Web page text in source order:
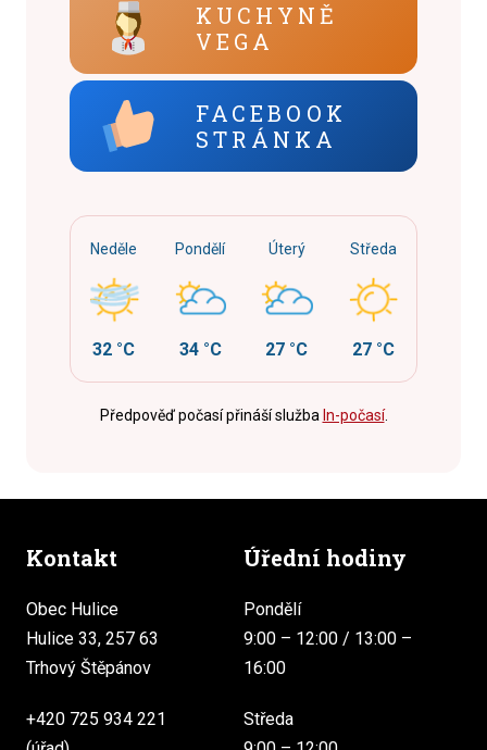
KUCHYNĚ
VEGA
FACEBOOK
STRÁNKA
Neděle
32 °C
Pondělí
34 °C
Úterý
27 °C
Středa
27 °C
Předpověď počasí přináší služba In-počasí.
Kontakt
Obec Hulice
Hulice 33, 257 63
Trhový Štěpánov
+420 725 934 221
Úřední hodiny
Pondělí
9:00 – 12:00 / 13:00 –
16:00
Středa